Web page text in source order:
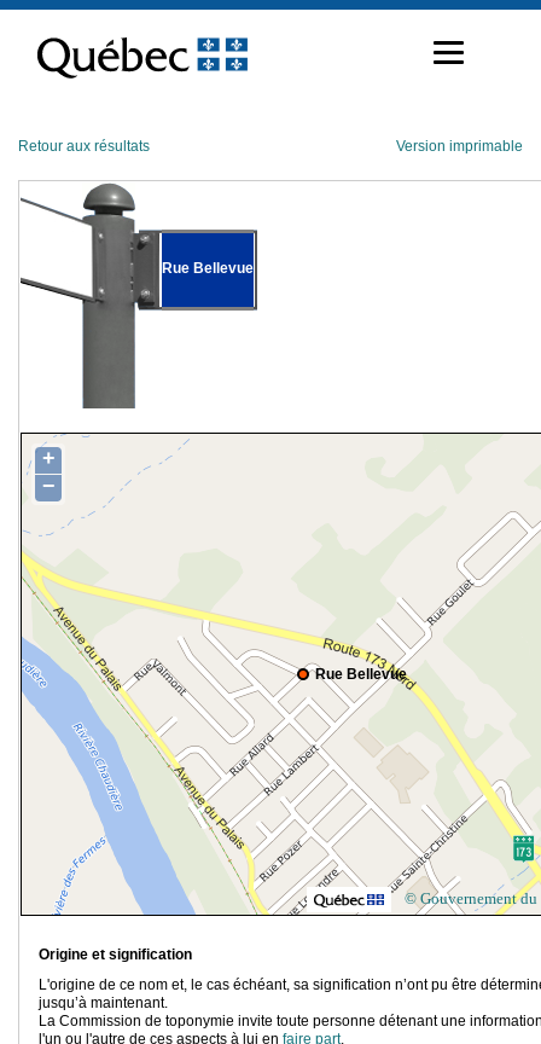
contenu
Retour aux résultats Version imprimable
Rue Bellevue
Rue Bellevue
+
−
© Gouvernement du
Origine et signification
L'origine de ce nom et, le cas échéant, sa signification n’ont pu être
jusqu’à maintenant.
La Commission de toponymie invite toute personne détenant une
l'un ou l'autre de ces aspects à lui en faire part.